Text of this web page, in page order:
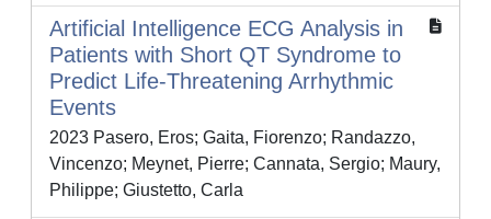
Artificial Intelligence ECG Analysis in
Patients with Short QT Syndrome to
Predict Life-Threatening Arrhythmic
Events
2023 Pasero, Eros; Gaita, Fiorenzo; Randazzo,
Vincenzo; Meynet, Pierre; Cannata, Sergio; Maury,
Philippe; Giustetto, Carla